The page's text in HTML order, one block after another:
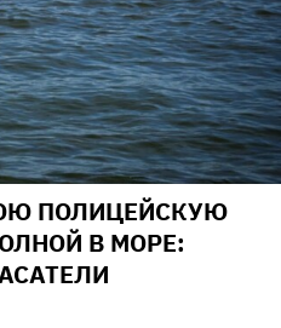
ПОЛИЦЕЙСКУЮ
В МОРЕ: